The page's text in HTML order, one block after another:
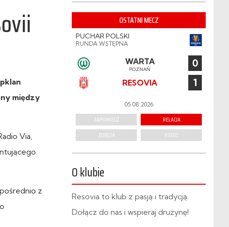
między
Via,
z
OSTATNI MECZ
PUCHAR POLSKI
RUNDA WSTĘPNA
WARTA
POZNAŃ 0
RESOVIA 1
05.08.2026
ZAPOWIEDŹ
RELACJA
ZDJĘCIA
VIDEO
O klubie
Resovia to klub z pasją i tradycją.
Dołącz do nas i wspieraj drużynę!